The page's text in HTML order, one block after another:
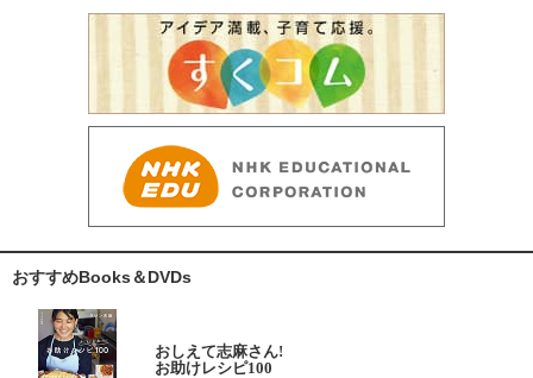
おすすめBooks＆DVDs
おしえて志麻さん!
お助けレシピ100